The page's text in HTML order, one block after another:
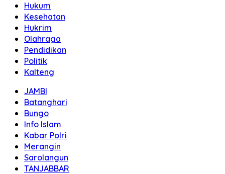
Hukum
Kesehatan
Hukrim
Olahraga
Pendidikan
Politik
Kalteng
JAMBI
Batanghari
Bungo
Info Islam
Kabar Polri
Merangin
Sarolangun
TANJABBAR